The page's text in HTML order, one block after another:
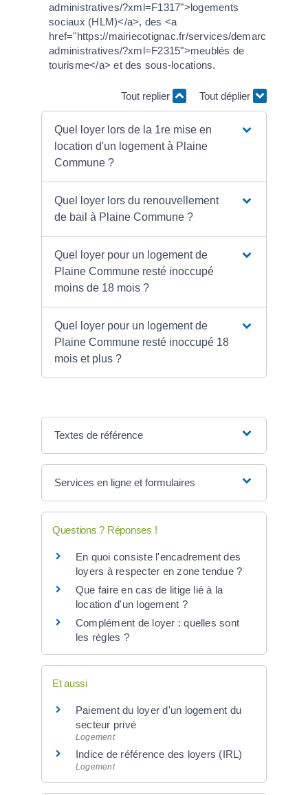
administratives/?xml=F1317">logements
sociaux (HLM)</a>, des <a
href="https://mairiecotignac.fr/services/demarches-
administratives/?xml=F2315">meublés de
tourisme</a> et des sous-locations.
Tout replier Tout déplier
Quel loyer lors de la 1re mise en
location d'un logement à Plaine
Commune ?
Quel loyer lors du renouvellement
de bail à Plaine Commune ?
Quel loyer pour un logement de
Plaine Commune resté inoccupé
moins de 18 mois ?
Quel loyer pour un logement de
Plaine Commune resté inoccupé 18
mois et plus ?
Textes de référence
Services en ligne et formulaires
Questions ? Réponses !
En quoi consiste l'encadrement des
loyers à respecter en zone tendue ?
Que faire en cas de litige lié à la
location d'un logement ?
Complément de loyer : quelles sont
les règles ?
Et aussi
Paiement du loyer d'un logement du
secteur privé
Logement
Indice de référence des loyers (IRL)
Logement